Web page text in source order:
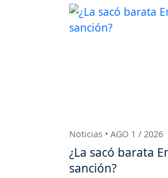
Noticias • AGO 1 / 2026
¿La sacó barata
sanción?